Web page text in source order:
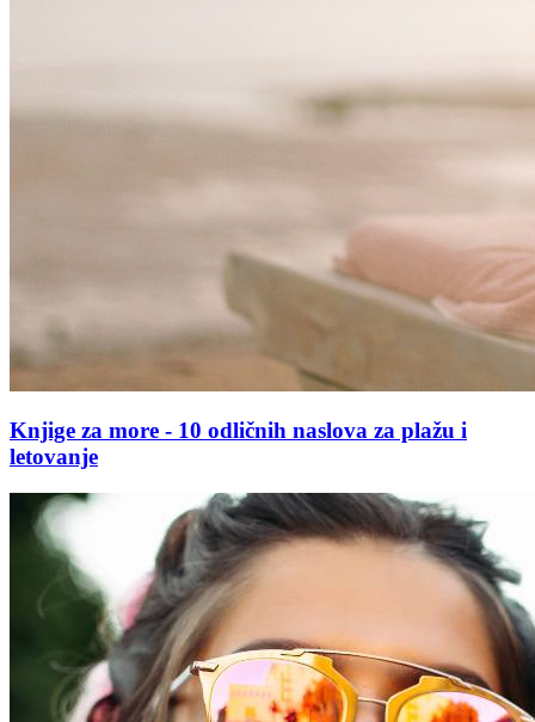
Knjige za more - 10 odličnih naslova za plažu i
letovanje